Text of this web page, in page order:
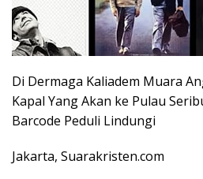
Di Dermaga Kaliadem Muara
Kapal Yang Akan ke Pulau
Barcode Peduli Lindungi
Jakarta, Suarakristen.com